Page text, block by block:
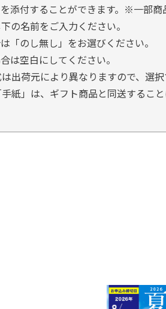
添付することができます。※一部商
の名前をご入力ください。
「のし無し」をお選びください。
は空白にしてください。
出荷元により異なりますので、選択
手紙」は、ギフト商品と同送するこ